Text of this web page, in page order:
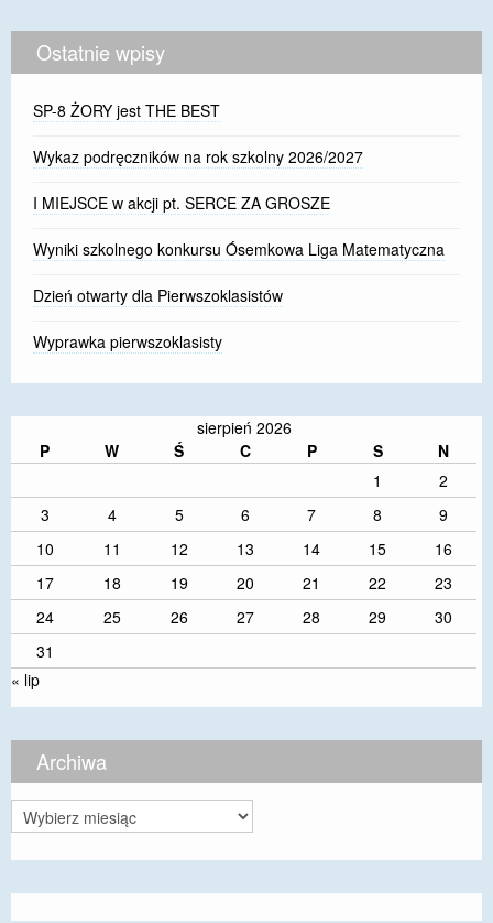
Ostatnie wpisy
SP-8 ŻORY jest THE BEST
Wykaz podręczników na rok szkolny 2026/2027
I MIEJSCE w akcji pt. SERCE ZA GROSZE
Wyniki szkolnego konkursu Ósemkowa Liga Matematyczna
Dzień otwarty dla Pierwszoklasistów
Wyprawka pierwszoklasisty
sierpień 2026
P
W Ś C P S
N
1
2
3
4 5 6 7 8
9
10
11 12 13 14 15
16
17
18 19 20 21 22
23
24
25 26 27 28 29
30
31
« lip
Archiwa
Archiwa